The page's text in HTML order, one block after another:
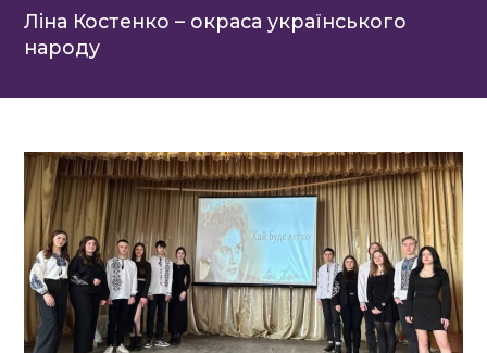
Ліна Костенко – окраса українського
народу